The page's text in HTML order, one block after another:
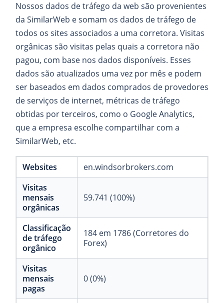
Nossos dados de tráfego da web são provenientes
da SimilarWeb e somam os dados de tráfego de
todos os sites associados a uma corretora. Visitas
orgânicas são visitas pelas quais a corretora não
pagou, com base nos dados disponíveis. Esses
dados são atualizados uma vez por mês e podem
ser baseados em dados comprados de provedores
de serviços de internet, métricas de tráfego
obtidas por terceiros, como o Google Analytics,
que a empresa escolhe compartilhar com a
SimilarWeb, etc.
Websites
en.windsorbrokers.com
Visitas
mensais
orgânicas
59.741 (100%)
Classificação
de tráfego
orgânico
184 em 1786 (Corretores do
Forex)
Visitas
mensais
pagas
0 (0%)